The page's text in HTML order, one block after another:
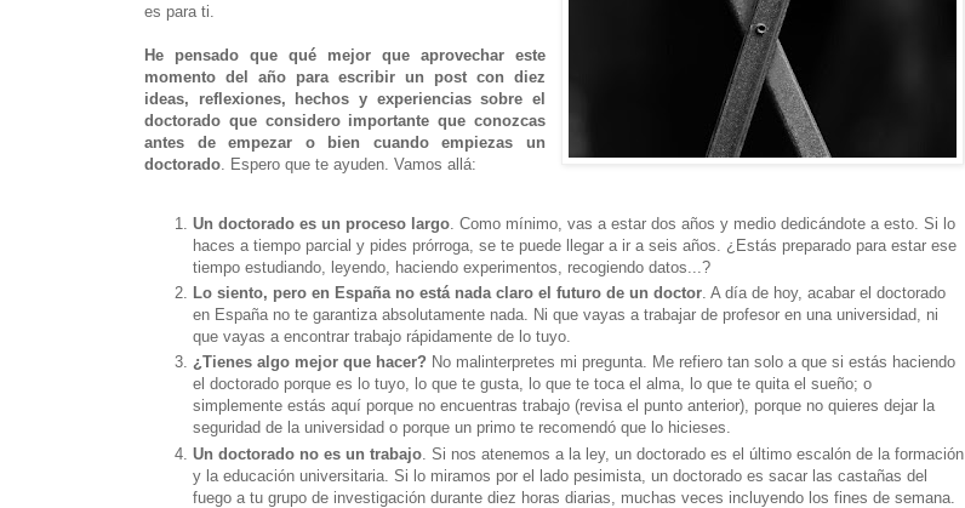
es para ti.
He pensado que qué mejor que aprovechar este
momento del año para escribir un post con diez
ideas, reflexiones, hechos y experiencias sobre el
doctorado que considero importante que conozcas
antes de empezar o bien cuando empiezas un
doctorado . Espero que te ayuden. Vamos allá:
Un doctorado es un proceso largo . Como mínimo, vas a estar dos años y medio dedicándote a esto. Si lo
haces a tiempo parcial y pides prórroga, se te puede llegar a ir a seis años. ¿Estás preparado para estar ese
tiempo estudiando, leyendo, haciendo experimentos, recogiendo datos...?
Lo siento, pero en España no está nada claro el futuro de un doctor. A día de hoy, acabar el doctorado
en España no te garantiza absolutamente nada. Ni que vayas a trabajar de profesor en una universidad, ni
que vayas a encontrar trabajo rápidamente de lo tuyo.
¿Tienes algo mejor que hacer? No malinterpretes mi pregunta. Me refiero tan solo a que si estás haciendo
el doctorado porque es lo tuyo, lo que te gusta, lo que te toca el alma, lo que te quita el sueño; o
simplemente estás aquí porque no encuentras trabajo (revisa el punto anterior), porque no quieres dejar la
seguridad de la universidad o porque un primo te recomendó que lo hicieses.
Un doctorado no es un trabajo . Si nos atenemos a la ley, un doctorado es el último escalón de la formación
y la educación universitaria. Si lo miramos por el lado pesimista, un doctorado es sacar las castañas del
fuego a tu grupo de investigación durante diez horas diarias, muchas veces incluyendo los fines de semana.